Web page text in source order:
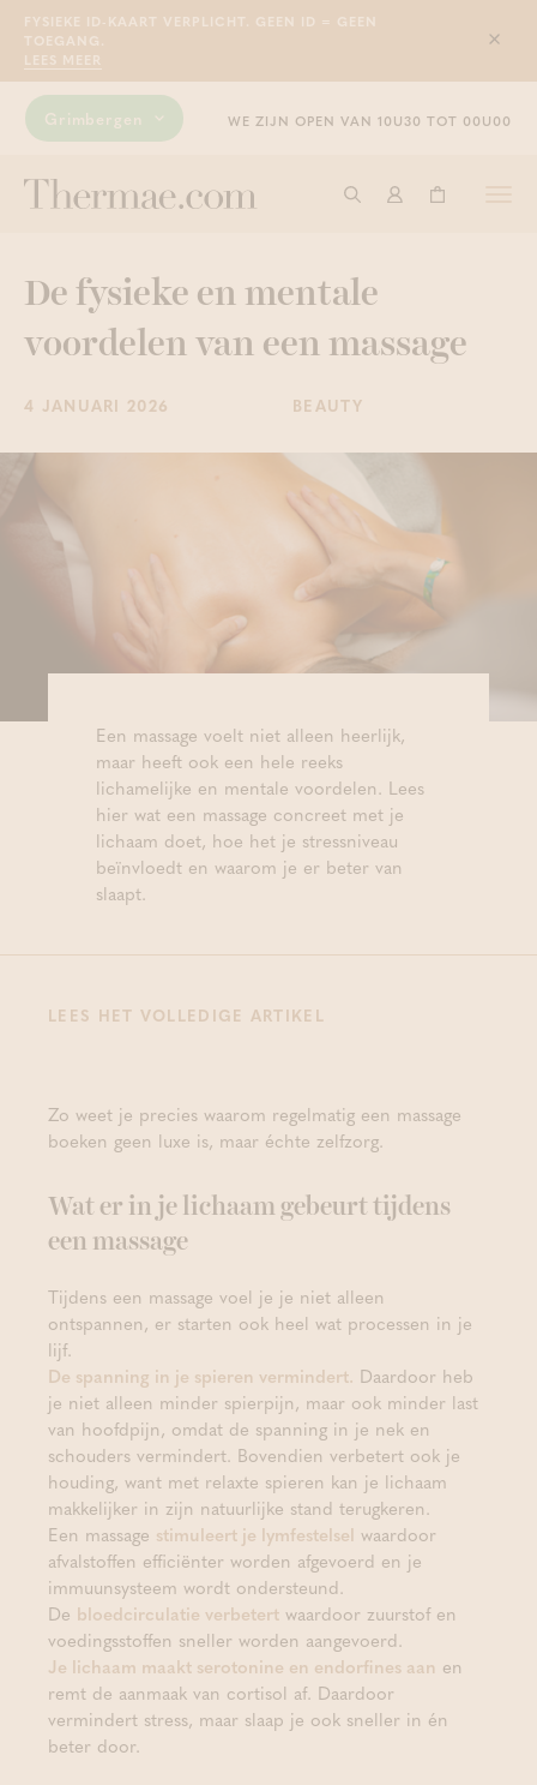
FYSIEKE ID-KAART VERPLICHT. GEEN ID = GEEN
TOEGANG.
LEES MEER
Sluit
Grimbergen WE ZIJN OPEN VAN 10U30 TOT 00U00
Start met zoeken
Aanmelden
De fysieke en mentale
voordelen van een massage
4 JANUARI 2026 BEAUTY
Een massage voelt niet alleen heerlijk,
maar heeft ook een hele reeks
lichamelijke en mentale voordelen. Lees
hier wat een massage concreet met je
lichaam doet, hoe het je stressniveau
beïnvloedt en waarom je er beter van
slaapt.
LEES HET VOLLEDIGE ARTIKEL
Zo weet je precies waarom regelmatig een massage
boeken geen luxe is, maar échte zelfzorg.
Wat er in je lichaam gebeurt tijdens
een massage
Tijdens een massage voel je je niet alleen
ontspannen, er starten ook heel wat processen in je
lijf.
De spanning in je spieren vermindert. Daardoor heb
je niet alleen minder spierpijn, maar ook minder last
van hoofdpijn, omdat de spanning in je nek en
schouders vermindert. Bovendien verbetert ook je
houding, want met relaxte spieren kan je lichaam
makkelijker in zijn natuurlijke stand terugkeren.
Een massage stimuleert je lymfestelsel waardoor
afvalstoffen efficiënter worden afgevoerd en je
immuunsysteem wordt ondersteund.
De bloedcirculatie verbetert waardoor zuurstof en
voedingsstoffen sneller worden aangevoerd.
Je lichaam maakt serotonine en endorfines aan en
remt de aanmaak van cortisol af. Daardoor
vermindert stress, maar slaap je ook sneller in én
beter door.